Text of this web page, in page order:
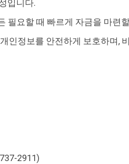
입니다.
필요할 때 빠르게 자금을 마련
인정보를 안전하게 보호하며,
2911)